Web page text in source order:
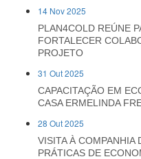
14 Nov 2025
PLAN4COLD REÚNE
FORTALECER
PROJETO
31 Out 2025
CAPACITAÇÃO EM
CASA ERMELINDA
28 Out 2025
VISITA À COMPANHIA
PRÁTICAS DE